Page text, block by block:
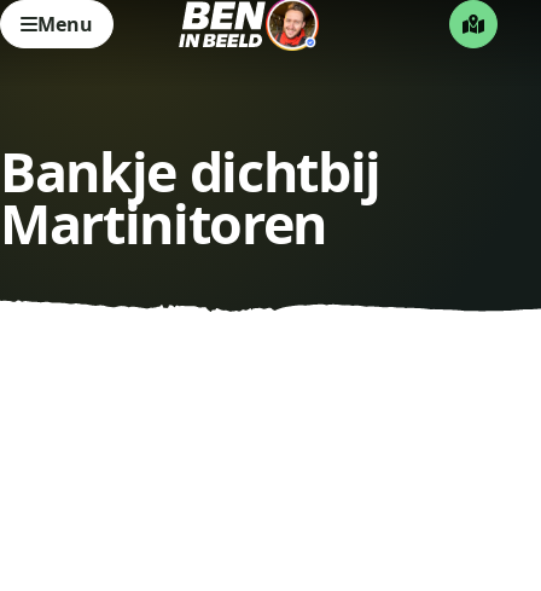
Menu
Bankje dichtbij
Martinitoren